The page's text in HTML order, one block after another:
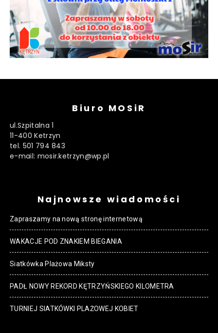
Biuro MOSiR
ul.Szpitalna 1
11-400 Ketrzyn
tel. 501 794 843
e-mail: mosir.ketrzyn@wp.pl
Najnowsze wiadomości
Zapraszamy na nową stronę internetową
WAKACJE POD ZNAKIEM BIEGANIA
Siatkówka Plażowa Miksty
PADŁ NOWY REKORD KĘTRZYŃSKIEGO KILOMETRA
TURNIEJ SIATKÓWKI PLAŻOWEJ KOBIET